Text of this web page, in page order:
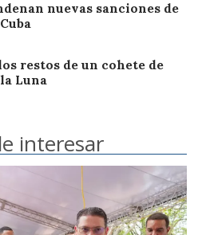
nuevas sanciones de
restos de un cohete de
Luna
interesar